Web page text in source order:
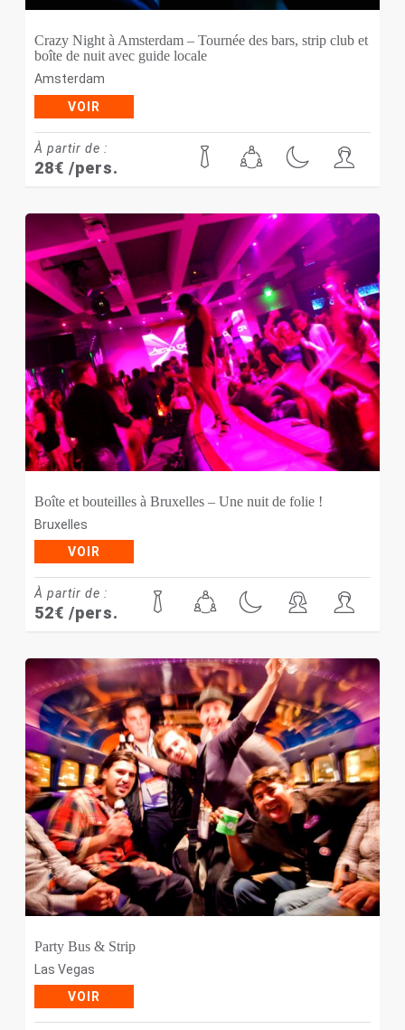
Crazy Night à Amsterdam – Tournée des bars, strip club et
boîte de nuit avec guide locale
Amsterdam
VOIR
À partir de :
28€ /pers.
Boîte et bouteilles à Bruxelles – Une nuit de folie !
Bruxelles
VOIR
À partir de :
52€ /pers.
Party Bus & Strip
Las Vegas
VOIR